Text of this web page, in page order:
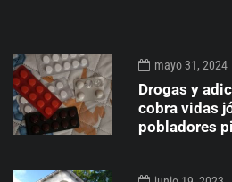
mayo 31, 2024
Drogas y
cobra vidas
pobladores